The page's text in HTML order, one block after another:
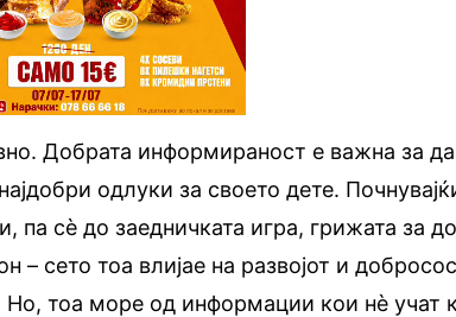
Добрата информираност е важна за
одлуки за своето дете.
па сѐ до заедничката игра, грижата за
– сето тоа влијае на развојот и
Но, тоа море од информации кои нѐ учат